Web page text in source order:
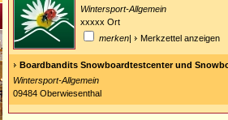
Wintersport-Allgemein
xxxxx Ort
merken| Merkzettel anzeigen
Boardbandits Snowboardtestcenter und
Wintersport-Allgemein
09484 Oberwiesenthal